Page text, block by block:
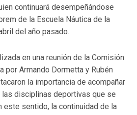
continuará desempeñándose
de la Escuela Náutica de la
del año pasado.
en una reunión de la Comisión
por Armando Dormetta y Rubén
la importancia de acompañar
disciplinas deportivas que se
este sentido, la continuidad de la